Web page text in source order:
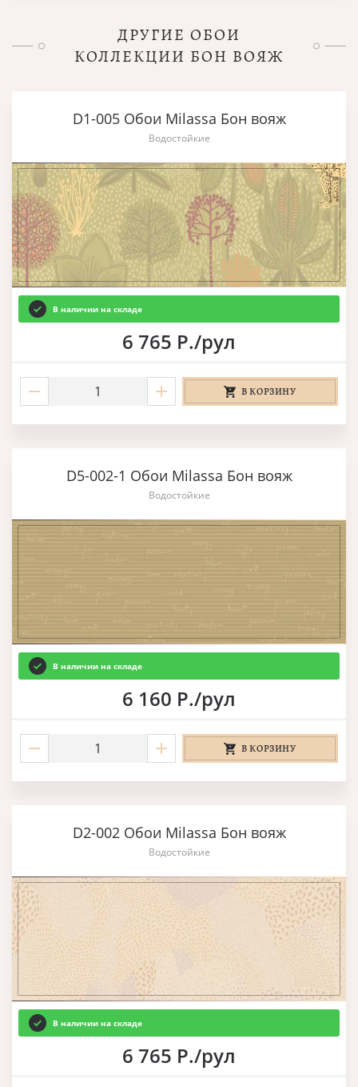
ДРУГИЕ ОБОИ
КОЛЛЕКЦИИ БОН ВОЯЖ
D1-005 Обои Milassa Бон вояж
Водостойкие
В наличии на складе
6 765 Р./рул
В КОРЗИНУ
D5-002-1 Обои Milassa Бон вояж
Водостойкие
В наличии на складе
6 160 Р./рул
В КОРЗИНУ
D2-002 Обои Milassa Бон вояж
Водостойкие
В наличии на складе
6 765 Р./рул